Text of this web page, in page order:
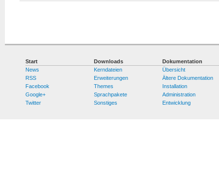
Start
News
RSS
Facebook
Google+
Twitter
Downloads
Kerndateien
Erweiterungen
Themes
Sprachpakete
Sonstiges
Dokumentation
Übersicht
Ältere Dokumentation
Installation
Administration
Entwicklung